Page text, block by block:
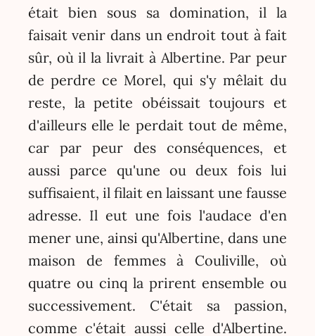
était bien sous sa domination, il la
faisait venir dans un endroit tout à fait
sûr, où il la livrait à Albertine. Par peur
de perdre ce Morel, qui s'y mêlait du
reste, la petite obéissait toujours et
d'ailleurs elle le perdait tout de même,
car par peur des conséquences, et
aussi parce qu'une ou deux fois lui
suffisaient, il filait en laissant une fausse
adresse. Il eut une fois l'audace d'en
mener une, ainsi qu'Albertine, dans une
maison de femmes à Couliville, où
quatre ou cinq la prirent ensemble ou
successivement. C'était sa passion,
comme c'était aussi celle d'Albertine.